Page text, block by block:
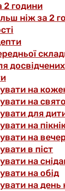
2 години
ніж за 2
досвідчених
на
на свято
для
на
на
в піст
на
на обід
на